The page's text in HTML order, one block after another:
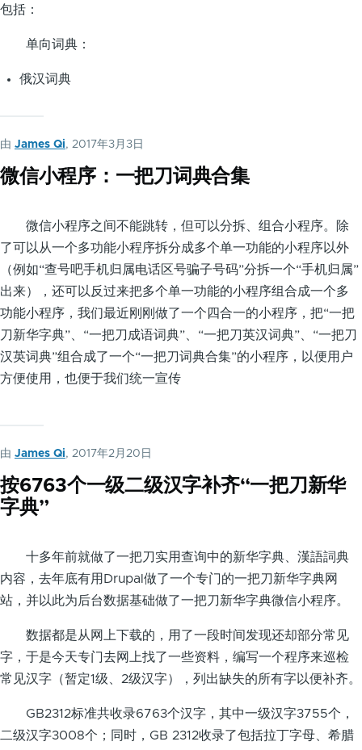
包括：
单向词典：
俄汉词典
由 James Qi, 2017年3月3日
微信小程序：一把刀词典合集
微信小程序之间不能跳转，但可以分拆、组合小程序。除
了可以从一个多功能小程序拆分成多个单一功能的小程序以外
（例如“查号吧手机归属电话区号骗子号码”分拆一个“手机归属”
出来），还可以反过来把多个单一功能的小程序组合成一个多
功能小程序，我们最近刚刚做了一个四合一的小程序，把“一把
刀新华字典”、“一把刀成语词典”、“一把刀英汉词典”、“一把刀
汉英词典”组合成了一个“一把刀词典合集”的小程序，以便用户
方便使用，也便于我们统一宣传
由 James Qi, 2017年2月20日
按6763个一级二级汉字补齐“一把刀新华
字典”
十多年前就做了一把刀实用查询中的新华字典、漢語詞典
内容，去年底有用Drupal做了一个专门的一把刀新华字典网
站，并以此为后台数据基础做了一把刀新华字典微信小程序。
数据都是从网上下载的，用了一段时间发现还却部分常见
字，于是今天专门去网上找了一些资料，编写一个程序来巡检
常见汉字（暂定1级、2级汉字），列出缺失的所有字以便补齐。
GB2312标准共收录6763个汉字，其中一级汉字3755个，
二级汉字3008个；同时，GB 2312收录了包括拉丁字母、希腊